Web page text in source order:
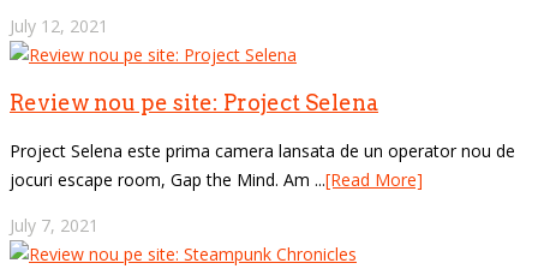
July 12, 2021
Review nou pe site: Project Selena
Project Selena este prima camera lansata de un operator nou de
jocuri escape room, Gap the Mind. Am ...[Read More]
July 7, 2021